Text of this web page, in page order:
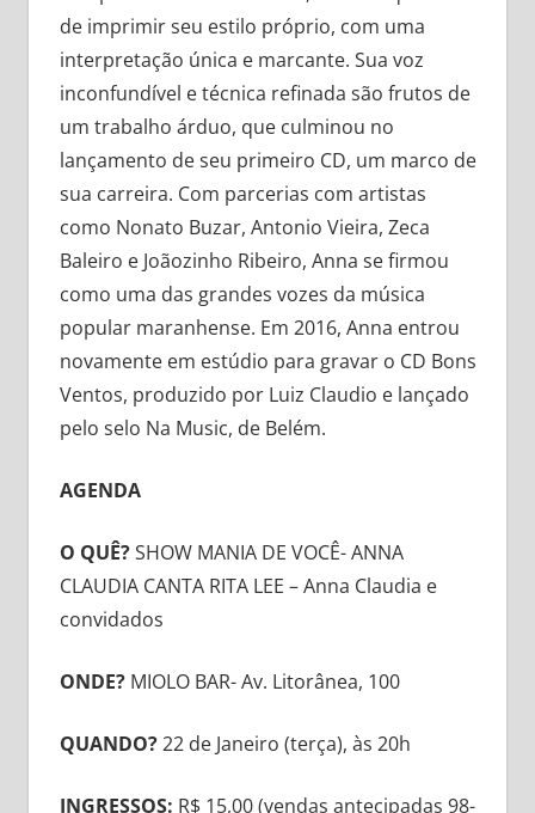
de imprimir seu estilo próprio, com uma
interpretação única e marcante. Sua voz
inconfundível e técnica refinada são frutos de
um trabalho árduo, que culminou no
lançamento de seu primeiro CD, um marco de
sua carreira. Com parcerias com artistas
como Nonato Buzar, Antonio Vieira, Zeca
Baleiro e Joãozinho Ribeiro, Anna se firmou
como uma das grandes vozes da música
popular maranhense. Em 2016, Anna entrou
novamente em estúdio para gravar o CD Bons
Ventos, produzido por Luiz Claudio e lançado
pelo selo Na Music, de Belém.
AGENDA
O QUÊ?SHOW MANIA DE VOCÊ- ANNA
CLAUDIA CANTA RITA LEE – Anna Claudia e
convidados
ONDE? MIOLO BAR- Av. Litorânea, 100
QUANDO?22 de Janeiro (terça), às 20h
INGRESSOS: R$ 15,00 (vendas antecipadas 98-